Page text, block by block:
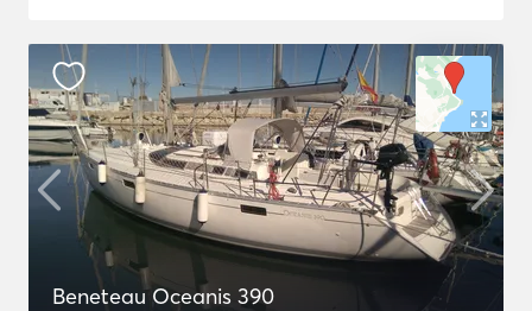
Beneteau Oceanis 390